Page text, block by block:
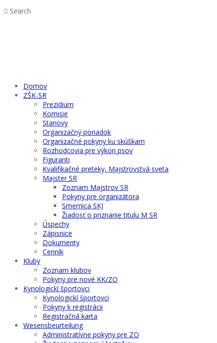
Search
Domov
ZŠK-SR
Prezídium
Komisie
Stanovy
Organizačný poriadok
Organizačné pokyny ku skúškam
Rozhodcovia pre výkon psov
Figuranti
Kvalifikačné preteky, Majstrovstvá sveta
Majster SR
Zoznam Majstrov SR
Pokyny pre organizátora
Smernica SKJ
Žiadosť o priznanie titulu M SR
Úspechy
Zápisnice
Dokumenty
Cenník
Kluby
Zoznam klubov
Pokyny pre nové KK/ZO
Kynologickí športovci
Kynologickí športovci
Pokyny k registrácii
Registračná karta
Wesensbeurteilung
Administratívne pokyny pre ZO